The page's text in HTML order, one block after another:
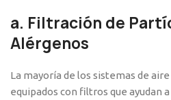
a. Filtración de
Alérgenos
La mayoría de los sistemas de
equipados con filtros que ayudan